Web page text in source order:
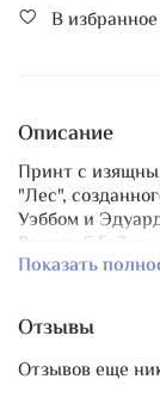
В избранное
Описание
Принт с
"Лес",
Уэббом и
Размер 5,5х3 см
Принт
В пару есть
Показать
Отзывы
Отзывов еще